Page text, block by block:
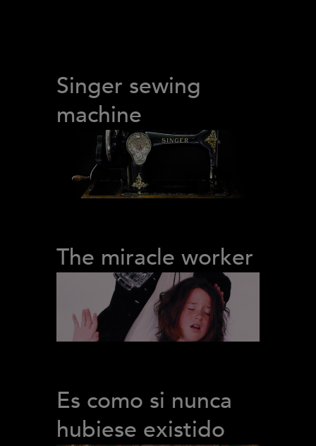
Singer sewing
machine
The miracle worker
Es como si nunca
hubiese existido